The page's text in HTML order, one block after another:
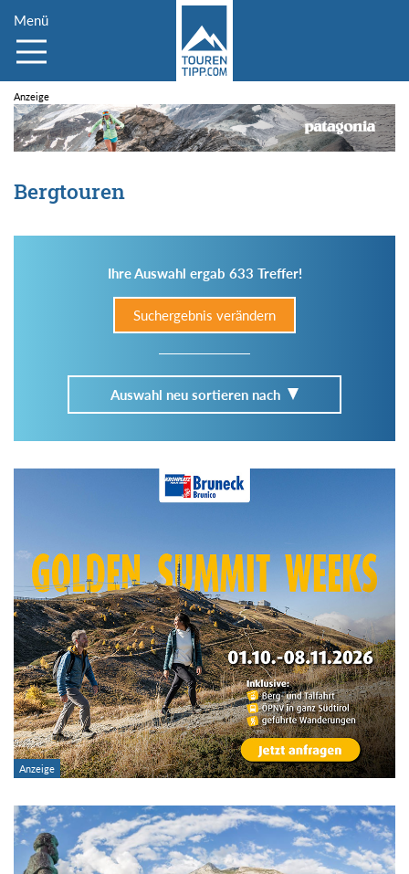
Menü
Bergtouren
Ihre Auswahl ergab 633 Treffer!
Suchergebnis verändern
Auswahl neu sortieren nach
Im Tourenarchiv suchen
Region:
Gebirge:
Art der Tour:
Schwierigkeitsgrad:
von
bis